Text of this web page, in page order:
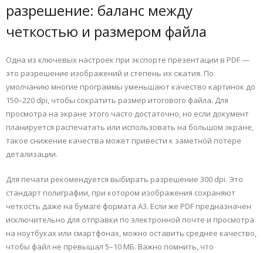
разрешение: баланс между
четкостью и размером файла
Одна из ключевых настроек при экспорте презентации в PDF —
это разрешение изображений и степень их сжатия. По
умолчанию многие программы уменьшают качество картинок до
150–220 dpi, чтобы сократить размер итогового файла. Для
просмотра на экране этого часто достаточно, но если документ
планируется распечатать или использовать на большом экране,
такое снижение качества может привести к заметной потере
детализации.
Для печати рекомендуется выбирать разрешение 300 dpi. Это
стандарт полиграфии, при котором изображения сохраняют
четкость даже на бумаге формата A3. Если же PDF предназначен
исключительно для отправки по электронной почте и просмотра
на ноутбуках или смартфонах, можно оставить среднее качество,
чтобы файл не превышал 5–10 МБ. Важно помнить, что